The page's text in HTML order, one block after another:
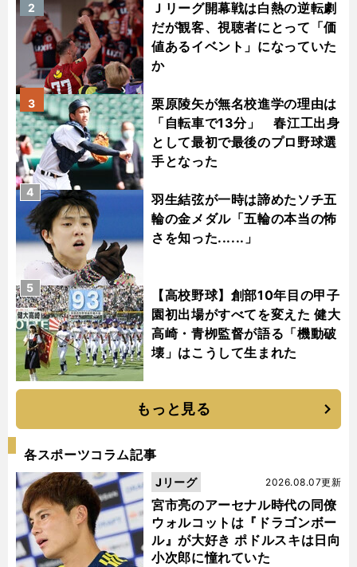
Ｊリーグ開幕戦は白熱の逆転劇
だが観客、視聴者にとって「価
値あるイベント」になっていた
か
2
栗原陵矢が無名校進学の理由は
「自転車で13分」 春江工出身
として最初で最後のプロ野球選
手となった
3
羽生結弦が一時は諦めたソチ五
輪の金メダル「五輪の本当の怖
さを知った......」
4
【高校野球】創部10年目の甲子
園初出場がすべてを変えた 健大
高崎・青栁監督が語る「機動破
壊」はこうして生まれた
5
もっと見る
各スポーツコラム記事
宮市亮のアーセナル時代の同僚
ウォルコットは『ドラゴンボー
ル』が大好き ポドルスキは日向
小次郎に憧れていた
2026.08.07更新
Jリーグ